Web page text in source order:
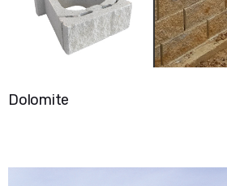
Dolomite